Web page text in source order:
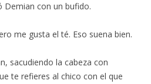
con un bufido.
me gusta el té. Eso suena bien.
sacudiendo la cabeza con
te refieres al chico con el que